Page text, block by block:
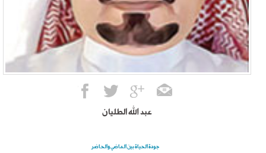
عبد الله الطليان
جودة الحياة بين الماضي والحاضر